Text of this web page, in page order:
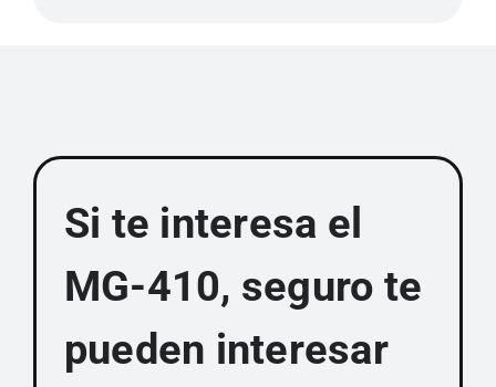
Si te interesa el
MG-410, seguro te
pueden interesar